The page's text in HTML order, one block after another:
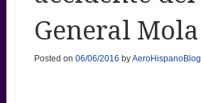
General Mola
Posted on 06/06/2016 byAeroHispanoBlog